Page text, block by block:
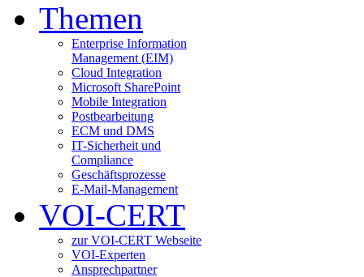
Themen
Enterprise Information
Management (EIM)
Cloud Integration
Microsoft SharePoint
Mobile Integration
Postbearbeitung
ECM und DMS
IT-Sicherheit und
Compliance
Geschäftsprozesse
E-Mail-Management
VOI-CERT
zur VOI-CERT Webseite
VOI-Experten
Ansprechpartner